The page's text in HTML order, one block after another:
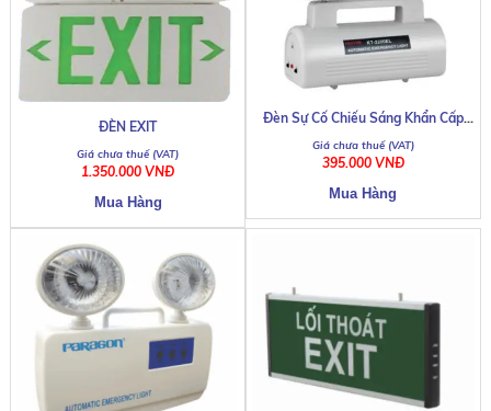
ĐÈN EXIT
1.350.000 VNĐ
Đèn Sự Cố Chiếu Sáng Khẩn Cấp
KENTOM KT-2200EL
395.000 VNĐ